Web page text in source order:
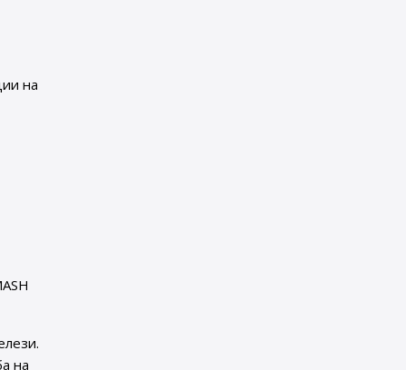
на
на